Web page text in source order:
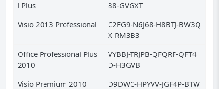
l Plus
88-GVGXT
Visio 2013 Professional
C2FG9-N6J68-H8BTJ-BW3Q
X-RM3B3
Office Professional Plus
2010
VYBBJ-TRJPB-QFQRF-QFT4
D-H3GVB
Visio Premium 2010
D9DWC-HPYVV-JGF4P-BTW